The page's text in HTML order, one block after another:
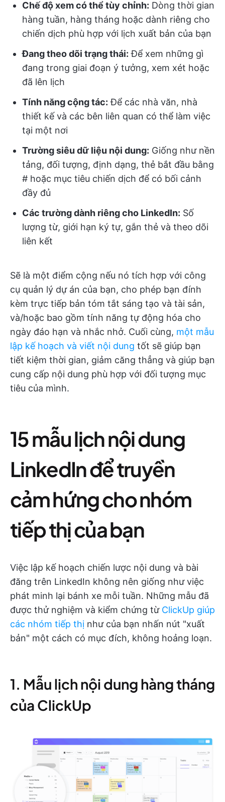
Chế độ xem có thể tùy chỉnh: Dòng thời gian
hàng tuần, hàng tháng hoặc dành riêng cho
chiến dịch phù hợp với lịch xuất bản của bạn
Đang theo dõi trạng thái: Để xem những gì
đang trong giai đoạn ý tưởng, xem xét hoặc
đã lên lịch
Tính năng cộng tác: Để các nhà văn, nhà
thiết kế và các bên liên quan có thể làm việc
tại một nơi
Trường siêu dữ liệu nội dung: Giống như nền
tảng, đối tượng, định dạng, thẻ bắt đầu bằng
# hoặc mục tiêu chiến dịch để có bối cảnh
đầy đủ
Các trường dành riêng cho LinkedIn: Số
lượng từ, giới hạn ký tự, gắn thẻ và theo dõi
liên kết
Sẽ là một điểm cộng nếu nó tích hợp với công
cụ quản lý dự án của bạn, cho phép bạn đính
kèm trực tiếp bản tóm tắt sáng tạo và tài sản,
và/hoặc bao gồm tính năng tự động hóa cho
ngày đáo hạn và nhắc nhở. Cuối cùng, một mẫu
lập kế hoạch và viết nội dung tốt sẽ giúp bạn
tiết kiệm thời gian, giảm căng thẳng và giúp bạn
cung cấp nội dung phù hợp với đối tượng mục
tiêu của mình.
15 mẫu lịch nội dung
LinkedIn để truyền
cảm hứng cho nhóm
tiếp thị của bạn
Việc lập kế hoạch chiến lược nội dung và bài
đăng trên LinkedIn không nên giống như việc
phát minh lại bánh xe mỗi tuần. Những mẫu đã
được thử nghiệm và kiểm chứng từ ClickUp giúp
các nhóm tiếp thị như của bạn nhấn nút "xuất
bản" một cách có mục đích, không hoảng loạn.
1. Mẫu lịch nội dung hàng tháng
của ClickUp